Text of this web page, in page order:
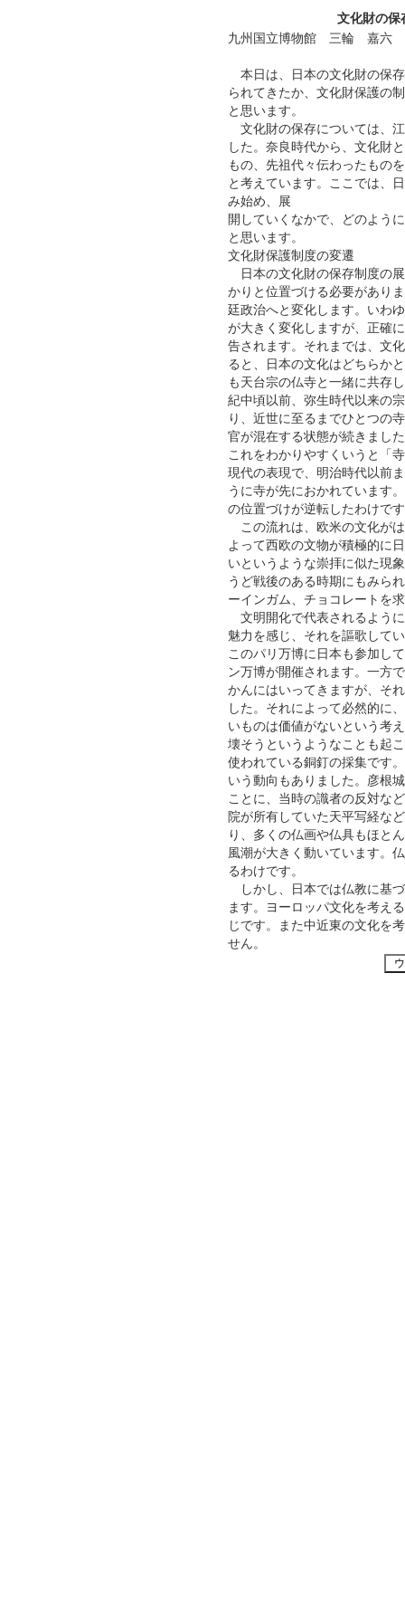
文化財の保
九州国立博物館 三輪 嘉六
本日は、日本の文化財の保
られてきたか、文化財保護の
と思います。
文化財の保存については、
した。奈良時代から、文化財
もの、先祖代々伝わったもの
と考えています。ここでは、
み始め、展
開していくなかで、どのよう
と思います。
文化財保護制度の変遷
日本の文化財の保存制度の
かりと位置づける必要があり
廷政治へと変化します。いわ
が大きく変化しますが、正確
告されます。それまでは、文
ると、日本の文化はどちらか
も天台宗の仏寺と一緒に共存
紀中頃以前、弥生時代以来の
り、近世に至るまでひとつの
官が混在する状態が続きまし
これをわかりやすくいうと「
現代の表現で、明治時代以前
うに寺が先におかれています
の位置づけが逆転したわけで
この流れは、欧米の文化が
よって西欧の文物が積極的に
いというような崇拝に似た現
うど戦後のある時期にもみら
ーインガム、チョコレートを
文明開化で代表されるよう
魅力を感じ、それを謳歌して
このパリ万博に日本も参加し
ン万博が開催されます。一方
かんにはいってきますが、そ
した。それによって必然的に
いものは価値がないという考
壊そうというようなことも起
使われている銅釘の採集です
いう動向もありました。彦根
ことに、当時の識者の反対な
院が所有していた天平写経な
り、多くの仏画や仏具もほと
風潮が大きく動いています。
るわけです。
しかし、日本では仏教に基
ます。ヨーロッパ文化を考え
じです。また中近東の文化を
せん。